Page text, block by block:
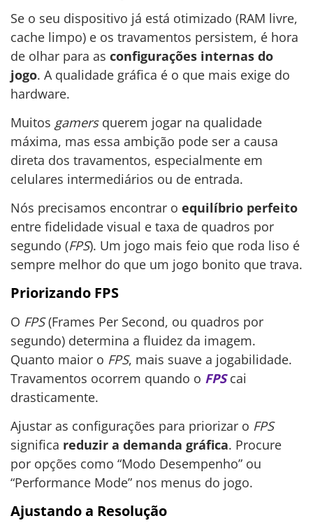
Se o seu dispositivo já está otimizado (RAM livre,
cache limpo) e os travamentos persistem, é hora
de olhar para as configurações internas do
jogo. A qualidade gráfica é o que mais exige do
hardware.
Muitos gamersquerem jogar na qualidade
máxima, mas essa ambição pode ser a causa
direta dos travamentos, especialmente em
celulares intermediários ou de entrada.
Nós precisamos encontrar o equilíbrio perfeito
entre fidelidade visual e taxa de quadros por
segundo (FPS). Um jogo mais feio que roda liso é
sempre melhor do que um jogo bonito que trava.
Priorizando FPS
O FPS(Frames Per Second, ou quadros por
segundo) determina a fluidez da imagem.
Quanto maior o FPS, mais suave a jogabilidade.
Travamentos ocorrem quando o FPScai
drasticamente.
Ajustar as configurações para priorizar o FPS
significa reduzir a demanda gráfica. Procure
por opções como “Modo Desempenho” ou
“Performance Mode” nos menus do jogo.
Ajustando a Resolução